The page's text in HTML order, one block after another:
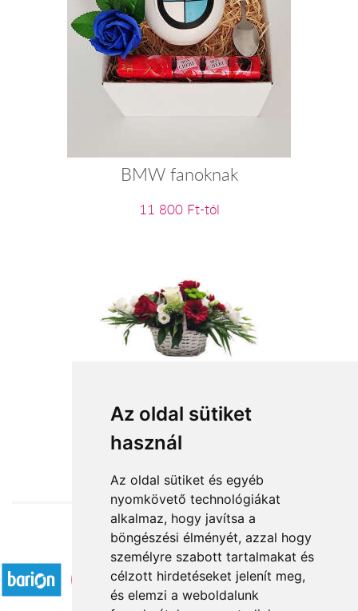
Az oldal sütiket
használ
Az oldal sütiket és egyéb
nyomkövető technológiákat
alkalmaz, hogy javítsa a
böngészési élményét, azzal hogy
személyre szabott tartalmakat és
célzott hirdetéseket jelenít meg,
és elemzi a weboldalunk
BMW fanoknak
11 800 Ft-tól
Salgótarján Tündére
32 760 Ft-tól
Elfogadott fizetési módok